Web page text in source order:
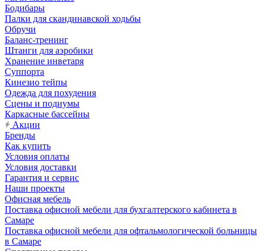
Бодибары
Палки для скандинавской ходьбы
Обручи
Баланс-тренинг
Штанги для аэробики
Хранение инветаря
Суппорта
Кинезио тейпы
Одежда для похудения
Сцены и подиумы
Каркасные бассейны
Акции
Бренды
Как купить
Условия оплаты
Условия доставки
Гарантия и сервис
Наши проекты
Офисная мебель
Поставка офисной мебели для бухгалтерского кабинета в
Самаре
Поставка офисной мебели для офтальмологической больницы
в Самаре